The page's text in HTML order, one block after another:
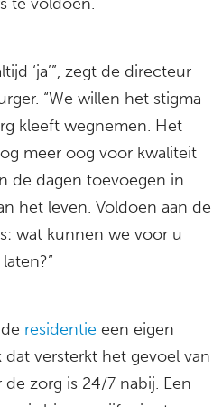
‘ja’”, zegt de directeur
“We willen het stigma
kleeft wegnemen. Het
meer oog voor kwaliteit
de dagen toevoegen in
het leven. Voldoen aan de
wat kunnen we voor u
residentie een eigen
versterkt het gevoel van
zorg is 24/7 nabij. Een